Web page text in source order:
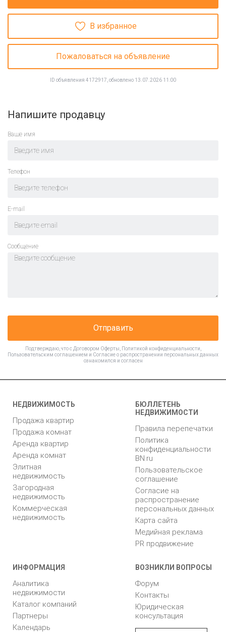
В избранное
Пожаловаться на объявление
ID объявления 4172917, обновлено 13.07.2026 11:00
Напишите продавцу
Ваше имя
Телефон
E-mail
Cообщение
Отправить
Подтверждаю, что с Договором Оферты Политикой конфиденциальности
Пользовательским соглашением и Согласие о распространении персональных данных
ознакомился и согласен
НЕДВИЖИМОСТЬ
Продажа квартир
Продажа комнат
Аренда квартир
Аренда комнат
Элитная
недвижимость
Загородная
недвижимость
Коммерческая
недвижимость
БЮЛЛЕТЕНЬ
НЕДВИЖИМОСТИ
Правила перепечатки
Политика
конфиденциальности
BN.ru
Пользовательское
соглашение
Согласие на
распространение
персональных данных
Карта сайта
Медийная реклама
PR продвижение
ИНФОРМАЦИЯ
Аналитика
недвижимости
Каталог компаний
Партнеры
Календарь
ВОЗНИКЛИ ВОПРОСЫ
Форум
Контакты
Юридическая
консультация